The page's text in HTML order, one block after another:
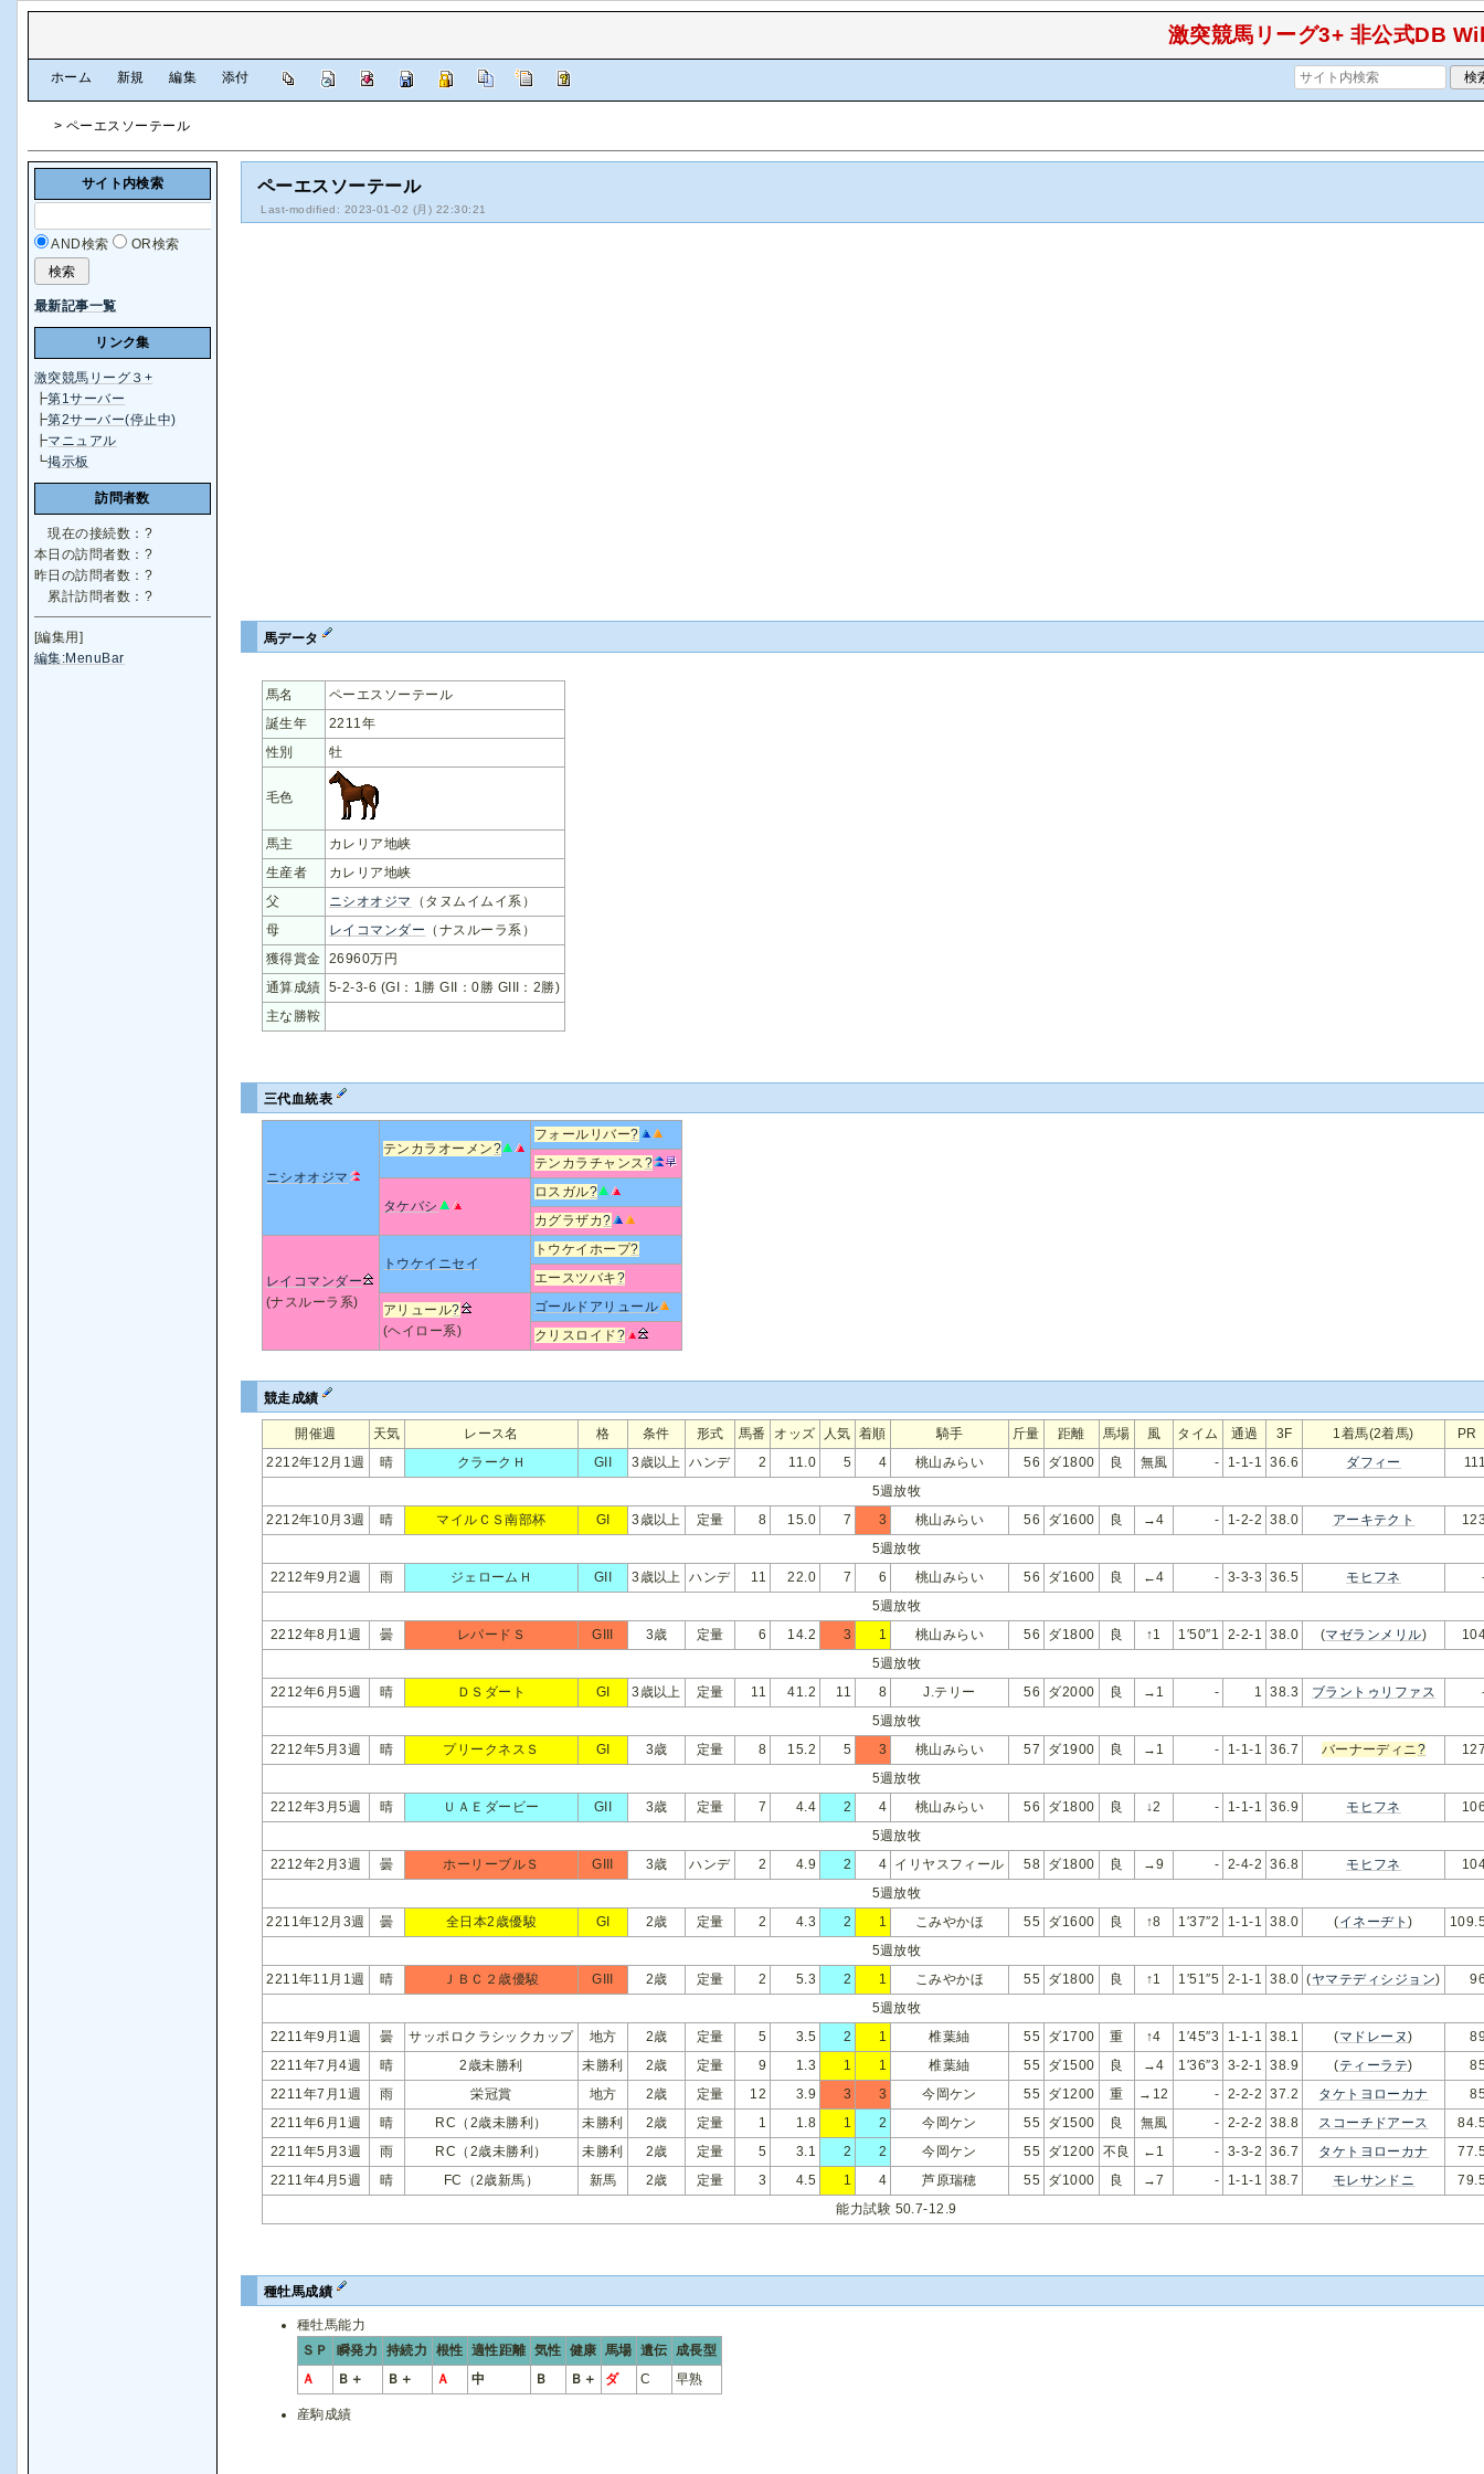
激突競馬リーグ3+ 非公式DB
ホーム 新規 編集 添付
> ペーエスソーテール
ペーエスソーテール
Last-modified: 2023-01-02 (月) 22:30:21
馬データ
馬名
ペーエスソーテール
誕生年
2211年
性別
牡
毛色
馬主
カレリア地峡
生産者
カレリア地峡
父
ニシオオジマ
（タヌムイムイ系）
母
レイコマンダー （ナスルーラ系）
獲得賞金 26960万円
通算成績 5-2-3-6 (GI：1勝 GII：0勝 GIII：2勝)
主な勝鞍
三代血統表
ニシオオジマ
テンカラオーメン?
フォールリバー?
テンカラチャンス?
タケバシ
ロスガル?
カグラザカ?
レイコマンダー
(ナスルーラ系)
トウケイニセイ
トウケイホープ?
エースツバキ?
アリュール?
(ヘイロー系)
ゴールドアリュール
クリスロイド?
競走成績
開催週 天気 レース名 格 条件 形式 馬番 オッズ 人気 着順 騎手 斤量 距離 馬場 風 タイム 通過 3F 1着馬(2着馬)
PR
2212年12月1週
晴 クラークＨ GII 3歳以上 ハンデ 2 11.0 5 4 桃山みらい 56 ダ1800 良 無風 - 1-1-1 36.6 ダフィー
5週放牧
2212年10月3週
晴 マイルＣＳ南部杯 GI 3歳以上 定量 8 15.0 7 3 桃山みらい 56 ダ1600 良 →4 - 1-2-2 38.0 アーキテクト
5週放牧
2212年9月2週
雨 ジェロームＨ GII 3歳以上 ハンデ 11 22.0 7 6 桃山みらい 56 ダ1600 良 ←4 - 3-3-3 36.5 モヒフネ
5週放牧
2212年8月1週
曇 レパードＳ GIII 3歳 定量 6 14.2 3 1 桃山みらい 56 ダ1800 良 ↑1 1′50″1 2-2-1 38.0 (マゼランメリル)
5週放牧
2212年6月5週
晴 ＤＳダート GI 3歳以上 定量 11 41.2 11 8 J.テリー 56 ダ2000 良 →1 - 1 38.3 ブラントゥリファス
5週放牧
2212年5月3週
晴 プリークネスＳ GI 3歳 定量 8 15.2 5 3 桃山みらい 57 ダ1900 良 →1 - 1-1-1 36.7 バーナーディニ ?
5週放牧
2212年3月5週
晴 ＵＡＥダービー GII 3歳 定量 7 4.4 2 4 桃山みらい 56 ダ1800 良 ↓2 - 1-1-1 36.9 モヒフネ
5週放牧
2212年2月3週
曇 ホーリーブルＳ GIII 3歳 ハンデ 2 4.9 2 4 イリヤスフィール 58 ダ1800 良 →9 - 2-4-2 36.8 モヒフネ
5週放牧
2211年12月3週
曇 全日本2歳優駿 GI 2歳 定量 2 4.3 2 1 こみやかほ 55 ダ1600 良 ↑8 1′37″2 1-1-1 38.0 (イネーヂト)
5週放牧
2211年11月1週
晴 ＪＢＣ２歳優駿 GIII 2歳 定量 2 5.3 2 1 こみやかほ 55 ダ1800 良 ↑1 1′51″5 2-1-1 38.0 (ヤマテディシジョン)
5週放牧
2211年9月1週
曇 サッポロクラシックカップ 地方 2歳 定量 5 3.5 2 1 椎葉紬 55 ダ1700 重 ↑4 1′45″3 1-1-1 38.1 (マドレーヌ)
2211年7月4週
晴 2歳未勝利 未勝利 2歳 定量 9 1.3 1 1 椎葉紬 55 ダ1500 良 →4 1′36″3 3-2-1 38.9 (ティーラテ)
2211年7月1週
雨 栄冠賞 地方 2歳 定量 12 3.9 3 3 今岡ケン 55 ダ1200 重 →12 - 2-2-2 37.2 タケトヨローカナ
2211年6月1週
晴 RC（2歳未勝利） 未勝利 2歳 定量 1 1.8 1 2 今岡ケン 55 ダ1500 良 無風 - 2-2-2 38.8 スコーチドアース
2211年5月3週
雨 RC（2歳未勝利） 未勝利 2歳 定量 5 3.1 2 2 今岡ケン 55 ダ1200 不良 ←1 - 3-3-2 36.7 タケトヨローカナ
2211年4月5週
晴 FC（2歳新馬） 新馬 2歳 定量 3 4.5 1 4 芦原瑞穂 55 ダ1000 良 →7 - 1-1-1 38.7 モレサンドニ
能力試験 50.7-12.9
種牡馬成績
種牡馬能力
ＳＰ
瞬発力 持続力 根性 適性距離 気性 健康 馬場 遺伝 成長型
Ａ
Ｂ＋ Ｂ＋ Ａ 中 Ｂ Ｂ＋ ダ C 早熟
産駒成績
サイト内検索
AND検索 OR検索
最新記事一覧
リンク集
激突競馬リーグ３+
┣第1サーバー
┣第2サーバー(停止中)
┣マニュアル
┗掲示板
訪問者数
現在の接続数： ?
本日の訪問者数： ?
昨日の訪問者数： ?
累計訪問者数： ?
[編集用]
編集:MenuBar